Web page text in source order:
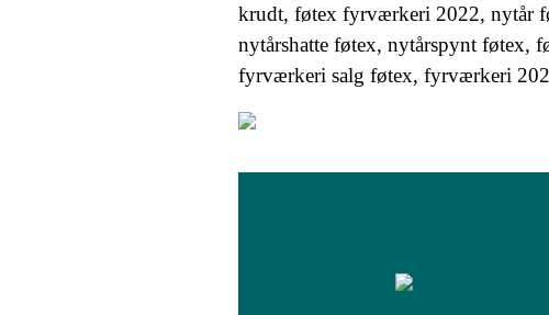
krudt, føtex fyrværkeri 2022, nytår
nytårshatte føtex, nytårspynt føtex,
fyrværkeri salg føtex, fyrværkeri